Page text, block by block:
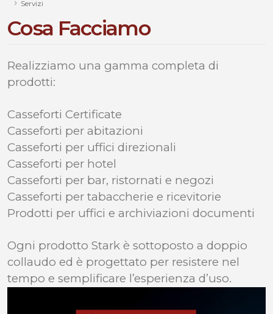
Servizi
Cosa Facciamo
Realizziamo una gamma completa di
prodotti:
Casseforti Certificate
Casseforti per abitazioni
Casseforti per uffici direzionali
Casseforti per hotel
Casseforti per bar, ristornati e negozi
Casseforti per tabaccherie e ricevitorie
Prodotti per uffici e archiviazioni documenti
Ogni prodotto Stark è sottoposto a doppio
collaudo ed è progettato per resistere nel
tempo e semplificare l’esperienza d’uso.